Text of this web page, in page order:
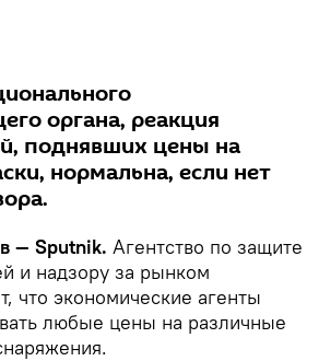
органа, реакция
поднявших цены на
нормальна, если нет
— Sputnik. Агентство по защите
и надзору за рынком
что экономические агенты
любые цены на различные